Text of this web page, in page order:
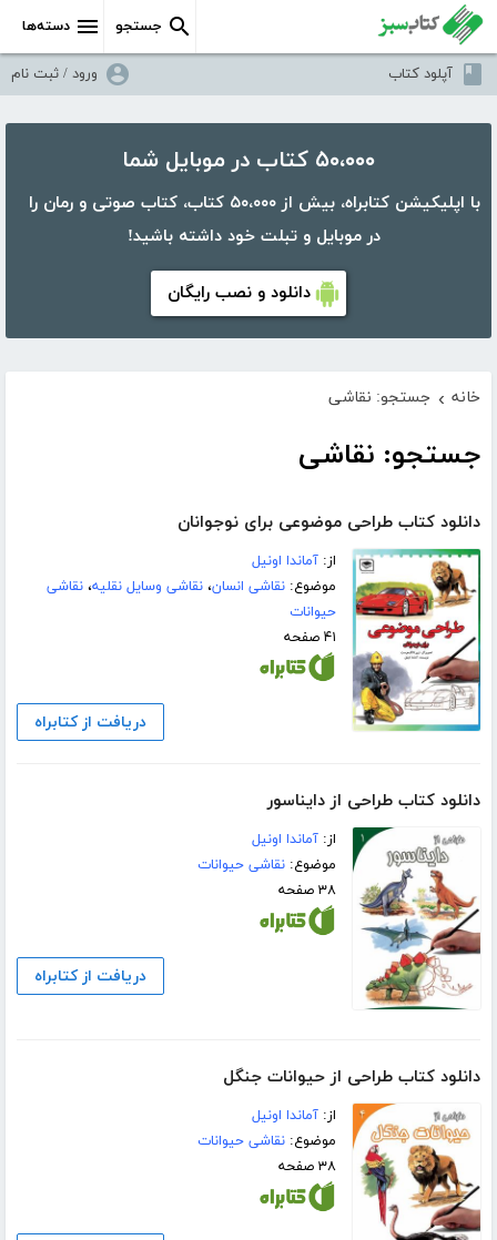
دسته‌ها جستجو
آپلود کتاب ورود / ثبت نام
۵۰،۰۰۰ کتاب در موبایل شما
با اپلیکیشن کتابراه، بیش از ۵۰،۰۰۰ کتاب، کتاب صوتی و رمان را
در موبایل و تبلت خود داشته باشید!
دانلود و نصب رایگان
خانه › جستجو: نقاشی
جستجو: نقاشی
دانلود کتاب طراحی موضوعی برای نوجوانان
از:آماندا اونیل
موضوع:نقاشی انسان،نقاشی وسایل نقلیه،نقاشی
حیوانات
۴۱ صفحه
دریافت از کتابراه
دانلود کتاب طراحی از دایناسور
از:آماندا اونیل
موضوع:نقاشی حیوانات
۳۸ صفحه
دریافت از کتابراه
دانلود کتاب طراحی از حیوانات جنگل
از:آماندا اونیل
موضوع:نقاشی حیوانات
۳۸ صفحه